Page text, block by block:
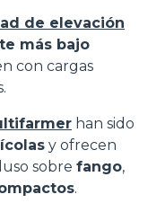
de elevación
más bajo
con cargas
han sido
y ofrecen
sobre fango,
.